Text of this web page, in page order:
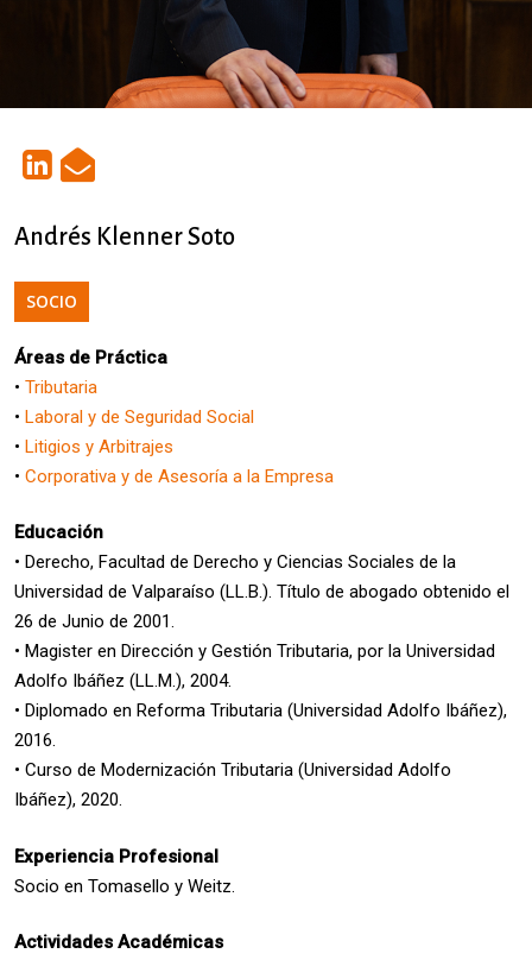
Andrés Klenner Soto
SOCIO
Áreas de Práctica
•Tributaria
•Laboral y de Seguridad Social
•Litigios y Arbitrajes
•Corporativa y de Asesoría a la Empresa
Educación
• Derecho, Facultad de Derecho y Ciencias Sociales de la
Universidad de Valparaíso (LL.B.). Título de abogado obtenido el
26 de Junio de 2001.
• Magister en Dirección y Gestión Tributaria, por la Universidad
Adolfo Ibáñez (LL.M.), 2004.
• Diplomado en Reforma Tributaria (Universidad Adolfo Ibáñez),
2016.
• Curso de Modernización Tributaria (Universidad Adolfo
Ibáñez), 2020.
Experiencia Profesional
Socio en Tomasello y Weitz.
Actividades Académicas